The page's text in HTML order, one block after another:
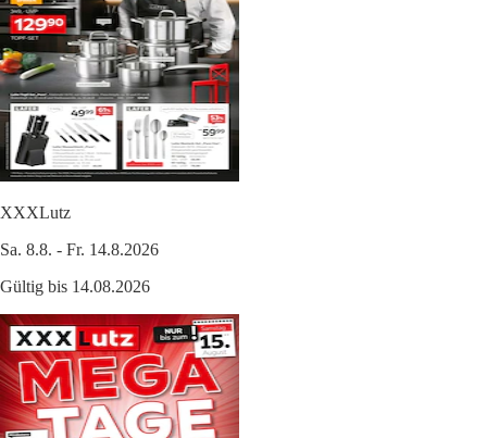
XXXLutz
Sa. 8.8. - Fr. 14.8.2026
Gültig bis 14.08.2026